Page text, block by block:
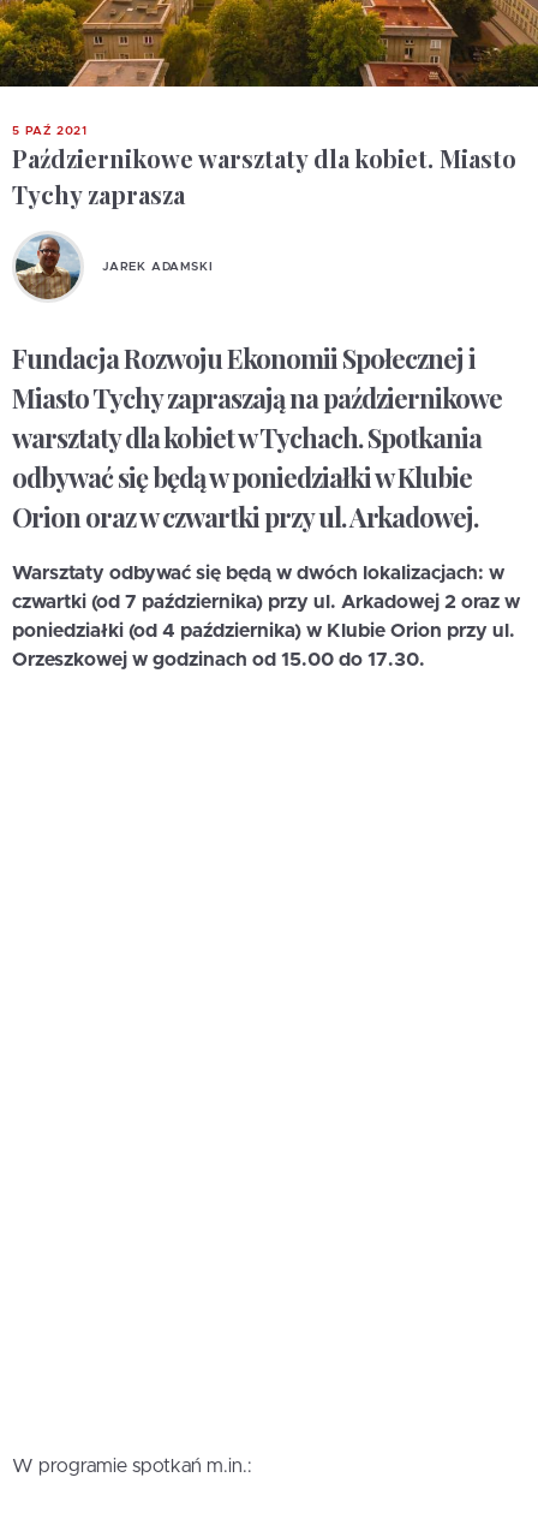
5 PAŹ 2021
Październikowe warsztaty dla kobiet. Miasto
Tychy zaprasza
JAREK ADAMSKI
Fundacja Rozwoju Ekonomii Społecznej i
Miasto Tychy zapraszają na październikowe
warsztaty dla kobiet w Tychach.Spotkania
odbywać się będą w poniedziałki w Klubie
Orion oraz w czwartki przy ul. Arkadowej.
Warsztaty odbywać się będą w dwóch lokalizacjach: w
czwartki (od 7 października) przy ul. Arkadowej 2 oraz w
poniedziałki (od 4 października) w Klubie Orion przy ul.
Orzeszkowej w godzinach od 15.00 do 17.30.
W programie spotkań m.in.: